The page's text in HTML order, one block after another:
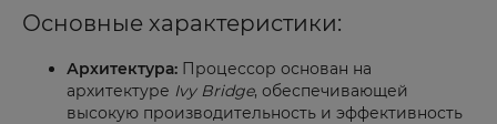
Основные характеристики:
Архитектура: Процессор основан на
архитектуре Ivy Bridge, обеспечивающей
высокую производительность и эффективность